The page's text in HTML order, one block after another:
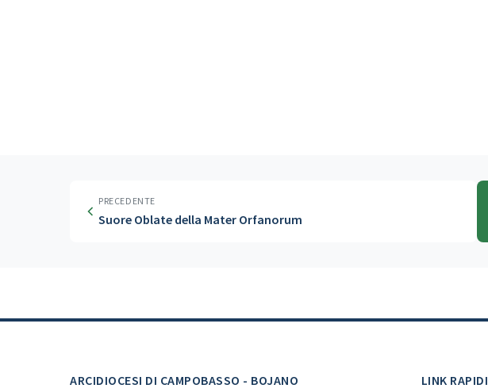
PRECEDENTE
Suore Oblate della Mater Orfanorum
ARCIDIOCESI DI CAMPOBASSO - BOJANO LINK RAPIDI